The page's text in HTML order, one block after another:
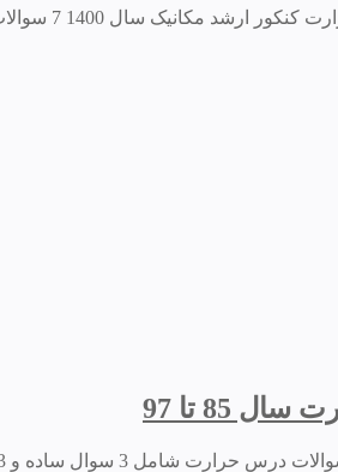
کنکور ارشد مکانیک 1400 سوالات نسبتا ساده ای بودند به غیر از یک تست که ابهام داشت...
85 تا 97